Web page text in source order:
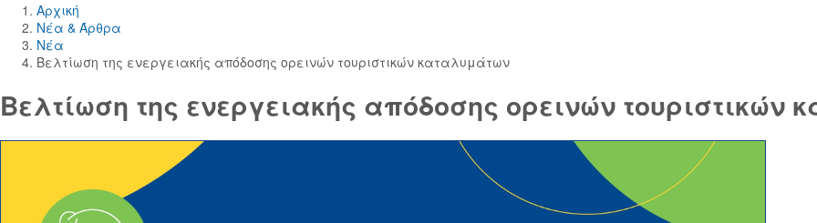
Main
Content
Πλοήγηση
Αρχική
Νέα & Άρθρα
Νέα
Βελτίωση της ενεργειακής απόδοσης ορεινών τουριστικών καταλυμάτων
Βελτίωση της ενεργειακής απόδοσης ορεινών τουριστικών